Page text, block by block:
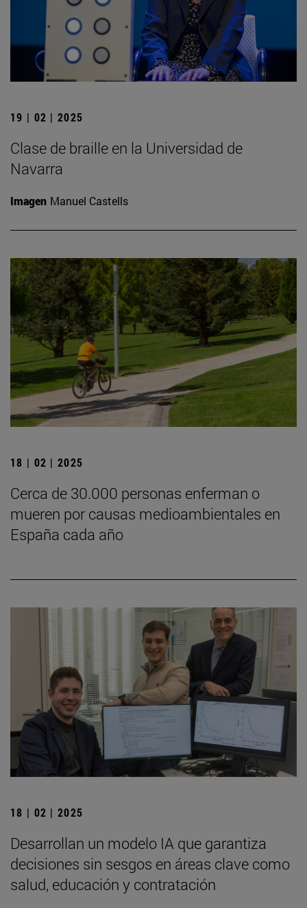
19 | 02 | 2025
Clase de braille en la Universidad de
Navarra
Imagen Manuel Castells
18 | 02 | 2025
Cerca de 30.000 personas enferman o
mueren por causas medioambientales en
España cada año
18 | 02 | 2025
Desarrollan un modelo IA que garantiza
decisiones sin sesgos en áreas clave como
salud, educación y contratación